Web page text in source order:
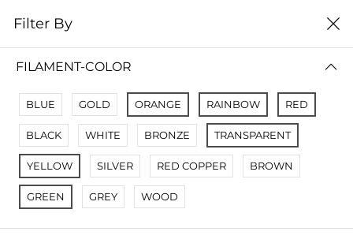
0
No Results
Not Found Filters1
Not Found Filters2
Filter By
FILAMENT-COLOR
BLUE GOLD ORANGE RAINBOW RED
BLACK WHITE BRONZE TRANSPARENT
YELLOW SILVER RED COPPER BROWN
GREEN GREY WOOD